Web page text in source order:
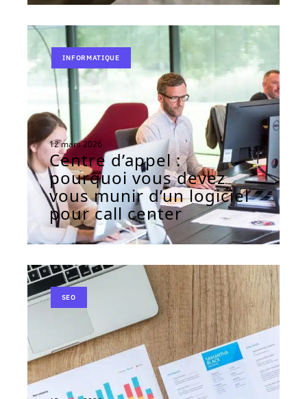
INFORMATIQUE
12 mars 2026
Centre d’appel :
pourquoi vous devez
vous munir d’un logiciel
pour call center
SEO